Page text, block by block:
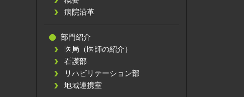
病院沿革
部門紹介
医局（医師の紹介）
看護部
リハビリテーション部
地域連携室